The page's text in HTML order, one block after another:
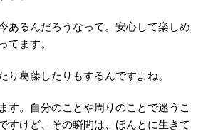
あるんだろうなって。安心して楽しめ
てます。
り葛藤したりもするんですよね。
す。自分のことや周りのことで迷うこ
すけど、その瞬間は、ほんとに生きて